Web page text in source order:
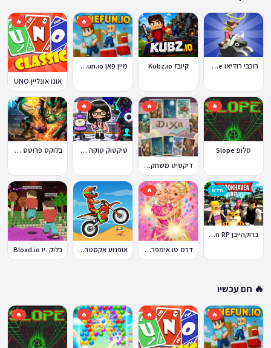
רוכבי רודיאו Rodeo Stampede קיובז Kubz.io
🔥
מיין פאן MineFun.io
🔥
אונו אונליין UNO
🔥
סלופ Slope
🔥
דיקסיט משחק Dixit
🔥
טיקטוק טוקה בוקה בלוקס פרוטס Blox Fruits
חדש
ברוקהייבן Brookhaven RP
🔥
דרס טו אימפרס Dress To Impress אופנוע אקסטרים Moto X3M בלוק .יו Bloxd.io
🔥 חם עכשיו
🔥
🔥
🔥
🔥